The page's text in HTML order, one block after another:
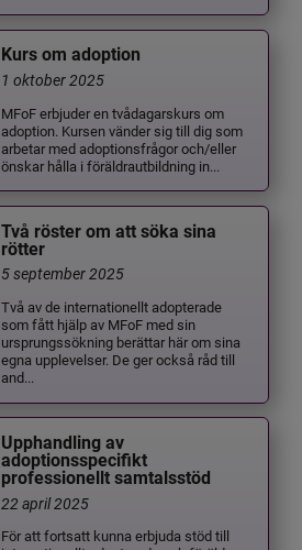
Kurs om adoption
1 oktober 2025
MFoF erbjuder en tvådagarskurs om
adoption. Kursen vänder sig till dig som
arbetar med adoptionsfrågor och/eller
önskar hålla i föräldrautbildning in...
Två röster om att söka sina
rötter
5 september 2025
Två av de internationellt adopterade
som fått hjälp av MFoF med sin
ursprungssökning berättar här om sina
egna upplevelser. De ger också råd till
and...
Upphandling av
adoptionsspecifikt
professionellt samtalsstöd
22 april 2025
För att fortsatt kunna erbjuda stöd till